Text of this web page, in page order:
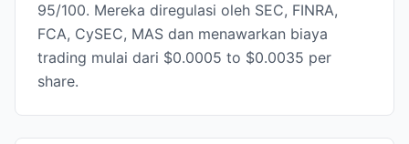
95/100. Mereka diregulasi oleh SEC, FINRA,
FCA, CySEC, MAS dan menawarkan biaya
trading mulai dari $0.0005 to $0.0035 per
share.